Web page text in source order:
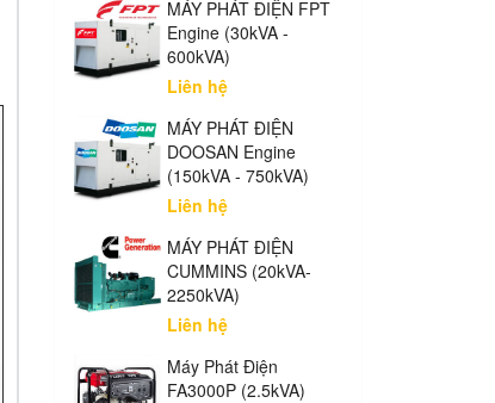
MÁY PHÁT ĐIỆN FPT
Engine (30kVA -
600kVA)
Liên hệ
MÁY PHÁT ĐIỆN
DOOSAN Engine
(150kVA - 750kVA)
Liên hệ
MÁY PHÁT ĐIỆN
CUMMINS (20kVA-
2250kVA)
Liên hệ
Máy Phát Điện
FA3000P (2.5kVA)